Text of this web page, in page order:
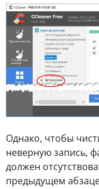
Однако, чтобы
неверную запись,
должен
предыдущем